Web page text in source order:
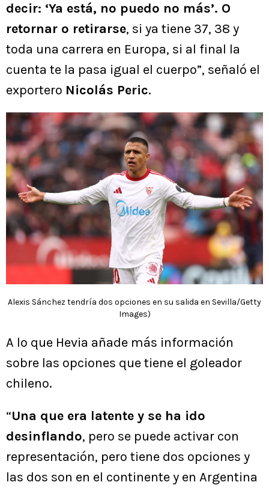
decir: ‘Ya está, no puedo no más’. O
retornar o retirarse, si ya tiene 37, 38 y
toda una carrera en Europa, si al final la
cuenta te la pasa igual el cuerpo”, señaló el
exportero Nicolás Peric.
Alexis Sánchez tendría dos opciones en su salida en Sevilla/Getty
Images)
A lo que Hevia añade más información
sobre las opciones que tiene el goleador
chileno.
“Una que era latente y se ha ido
desinflando, pero se puede activar con
representación, pero tiene dos opciones y
las dos son en el continente y en Argentina